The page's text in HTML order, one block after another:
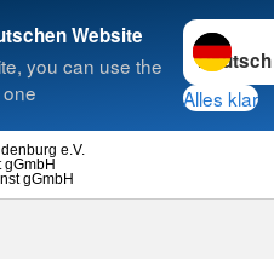
Website
you can use the
Sprache
Alles klar
gGmbH
gGmbH
e.V.
Suche